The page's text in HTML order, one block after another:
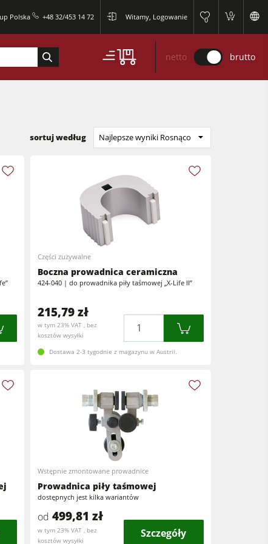
Polska +48 32/453 14 72 Witamy, Logowanie 0
0
netto brutto
sortuj według Najlepsze wyniki Rosnąco
Części zużywalne
Boczna prowadnica ceramiczna
424-040 | do prowadnika piły taśmowej „X-Life II”
215,79 zł
w tym 23% VAT , bez
kosztów wysyłki
Dostawa 2-3 tygodnie z magazynu w Austrii.
Wstępnie zmontowane prowadnice
Prowadnica piły taśmowej
dostępnych jest kilka wariantów
od 499,81 zł
w tym 23% VAT , bez
kosztów wysyłki
Szczegóły